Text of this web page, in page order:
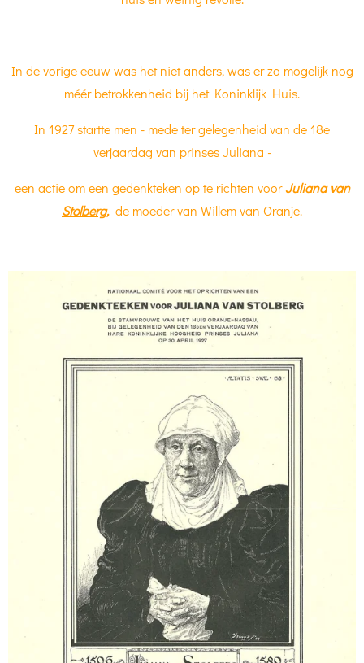
In de vorige eeuw was het niet anders, was er zo mogelijk nog
méér betrokkenheid bij het Koninklijk Huis.
In 1927 startte men - mede ter gelegenheid van de 18e
verjaardag van prinses Juliana -
een actie om een gedenkteken op te richten voorJuliana van
Stolberg,de moeder van Willem van Oranje.